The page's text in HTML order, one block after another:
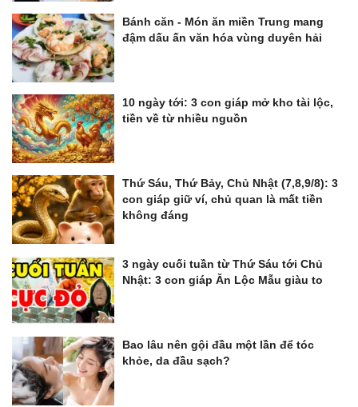
Bánh căn - Món ăn miền Trung mang
đậm dấu ấn văn hóa vùng duyên hải
10 ngày tới: 3 con giáp mở kho tài lộc,
tiền về từ nhiều nguồn
Thứ Sáu, Thứ Bảy, Chủ Nhật (7,8,9/8): 3
con giáp giữ ví, chủ quan là mất tiền
không đáng
3 ngày cuối tuần từ Thứ Sáu tới Chủ
Nhật: 3 con giáp Ăn Lộc Mẫu giàu to
Bao lâu nên gội đầu một lần để tóc
khỏe, da đầu sạch?